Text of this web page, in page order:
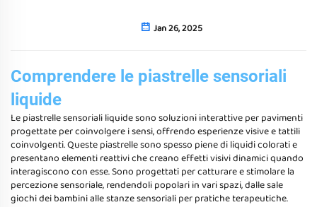
Jan 26, 2025
Comprendere le piastrelle sensoriali
liquide
Le piastrelle sensoriali liquide sono soluzioni interattive per pavimenti
progettate per coinvolgere i sensi, offrendo esperienze visive e tattili
coinvolgenti. Queste piastrelle sono spesso piene di liquidi colorati e
presentano elementi reattivi che creano effetti visivi dinamici quando
interagiscono con esse. Sono progettati per catturare e stimolare la
percezione sensoriale, rendendoli popolari in vari spazi, dalle sale
giochi dei bambini alle stanze sensoriali per pratiche terapeutiche.